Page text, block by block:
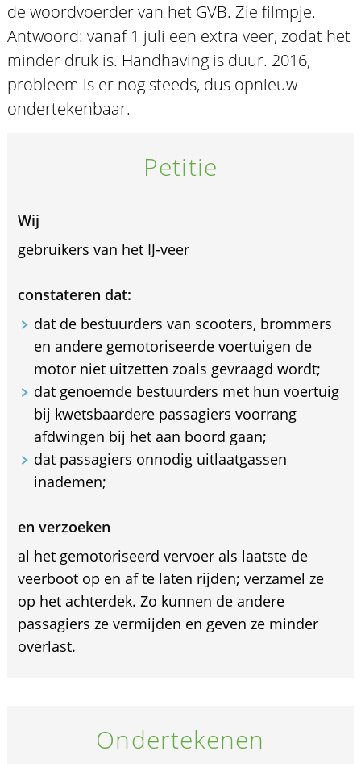
de woordvoerder van het GVB. Zie filmpje.
Antwoord: vanaf 1 juli een extra veer, zodat het
minder druk is. Handhaving is duur. 2016,
probleem is er nog steeds, dus opnieuw
ondertekenbaar.
Petitie
Wij
gebruikers van het IJ-veer
constateren dat:
dat de bestuurders van scooters, brommers
en andere gemotoriseerde voertuigen de
motor niet uitzetten zoals gevraagd wordt;
dat genoemde bestuurders met hun voertuig
bij kwetsbaardere passagiers voorrang
afdwingen bij het aan boord gaan;
dat passagiers onnodig uitlaatgassen
inademen;
en verzoeken
al het gemotoriseerd vervoer als laatste de
veerboot op en af te laten rijden; verzamel ze
op het achterdek. Zo kunnen de andere
passagiers ze vermijden en geven ze minder
overlast.
Ondertekenen